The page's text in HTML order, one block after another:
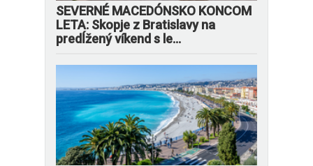
SEVERNÉ MACEDÓNSKO KONCOM
LETA: Skopje z Bratislavy na
predĺžený víkend s le...